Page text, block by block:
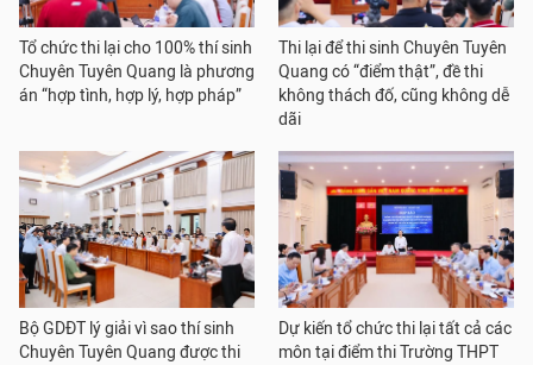
Tổ chức thi lại cho 100% thí sinh
Chuyên Tuyên Quang là phương
án “hợp tình, hợp lý, hợp pháp”
Thi lại để thi sinh Chuyên Tuyên
Quang có “điểm thật”, đề thi
không thách đố, cũng không dễ
dãi
Bộ GDĐT lý giải vì sao thí sinh
Chuyên Tuyên Quang được thi
Dự kiến tổ chức thi lại tất cả các
môn tại điểm thi Trường THPT